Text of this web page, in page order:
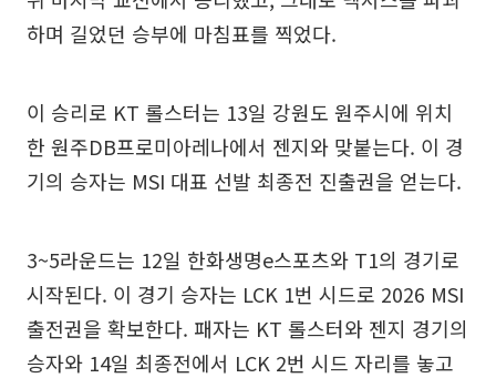
하며 길었던 승부에 마침표를 찍었다.
이 승리로 KT 롤스터는 13일 강원도 원주시에 위치
한 원주DB프로미아레나에서 젠지와 맞붙는다. 이 경
기의 승자는 MSI 대표 선발 최종전 진출권을 얻는다.
3~5라운드는 12일 한화생명e스포츠와 T1의 경기로
시작된다. 이 경기 승자는 LCK 1번 시드로 2026 MSI
출전권을 확보한다. 패자는 KT 롤스터와 젠지 경기의
승자와 14일 최종전에서 LCK 2번 시드 자리를 놓고